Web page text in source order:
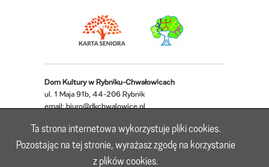
Dom Kultury w Rybniku-Chwałowicach
ul. 1 Maja 91b, 44-206 Rybnik
email:biuro@dkchwalowice.pl
Ta strona internetowa wykorzystuje pliki cookies.
Pozostając na tej stronie, wyrażasz zgodę na korzystanie
z plików cookies.